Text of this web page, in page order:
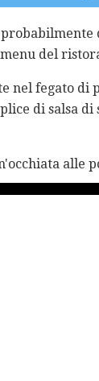
del
nel fegato
di salsa
alle